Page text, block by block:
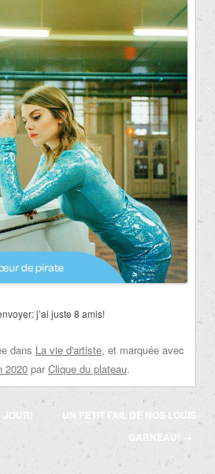
j’ai juste 8 amis!
dans La vie d'artiste, et marquée avec
2020 par Clique du plateau.
UN PETIT FAIL DE NOS LOUIS
GARNEAU!
→